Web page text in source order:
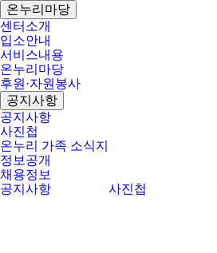
온누리마당
센터소개
입소안내
서비스내용
온누리마당
후원·자원봉사
공지사항
공지사항
사진첩
온누리 가족 소식지
정보공개
채용정보
공지사항
사진첩